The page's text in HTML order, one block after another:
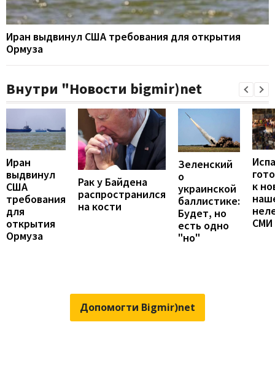
Иран выдвинул США требования для открытия
Ормуза
Внутри "Новости bigmir)net
Иран
выдвинул
США
требования
для
открытия
Ормуза
Рак у Байдена
распространился
на кости
Зеленский
о
украинской
баллистике:
Будет, но
есть одно
"но"
к
СМИ
Допомогти Bigmir)net